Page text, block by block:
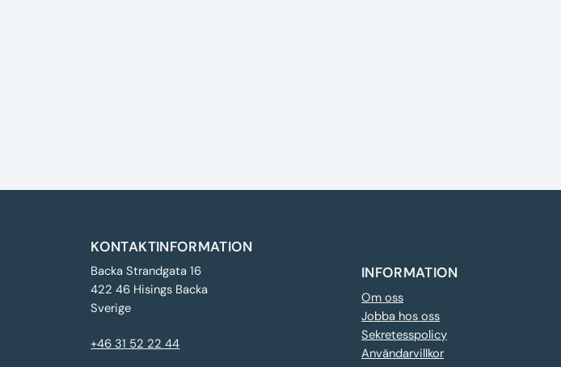
KONTAKTINFORMATION
Backa Strandgata 16
422 46 Hisings Backa
Sverige
+46 31 52 22 44
INFORMATION
Om oss
Jobba hos oss
Sekretesspolicy
Användarvillkor